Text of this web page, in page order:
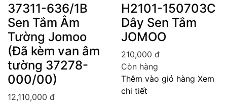
37311-636/1B
Sen Tắm Âm
Tường Jomoo
(Đã kèm van âm
tường 37278-
000/00)
12,110,000 đ
H2101-150703C
Dây Sen Tắm
JOMOO
210,000 đ
Còn hàng
Thêm vào giỏ hàng Xem
chi tiết